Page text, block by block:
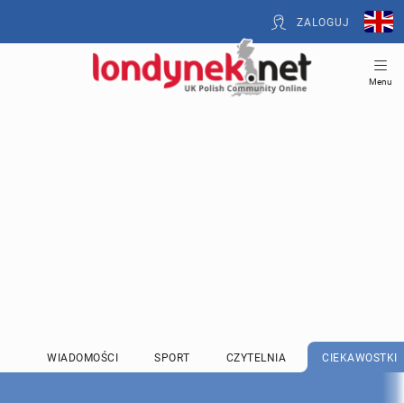
ZALOGUJ
Menu
WIADOMOŚCI SPORT CZYTELNIA CIEKAWOSTKI